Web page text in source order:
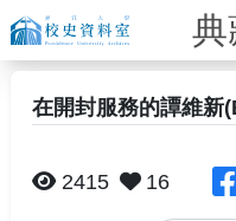
靜宜大
在開封服務的譚維
2415 16